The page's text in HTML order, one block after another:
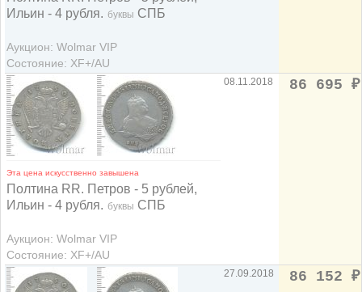
Ильин - 4 рубля. буквы СПБ
Аукцион: Wolmar VIP
Состояние: XF+/AU
Эта цена искусственно завышена
Полтина RR. Петров - 5 рублей,
Ильин - 4 рубля. буквы СПБ
Аукцион: Wolmar VIP
Состояние: XF+/AU
08.11.2018 86 695 ₽
27.09.2018 86 152 ₽